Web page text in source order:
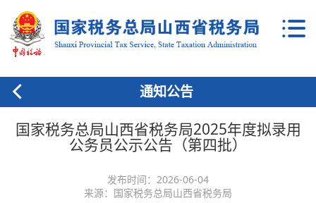
通知公告
国家税务总局山西省税务局2025年度拟录用
公务员公示公告（第四批）
发布时间：2026-06-04
来源：国家税务总局山西省税务局